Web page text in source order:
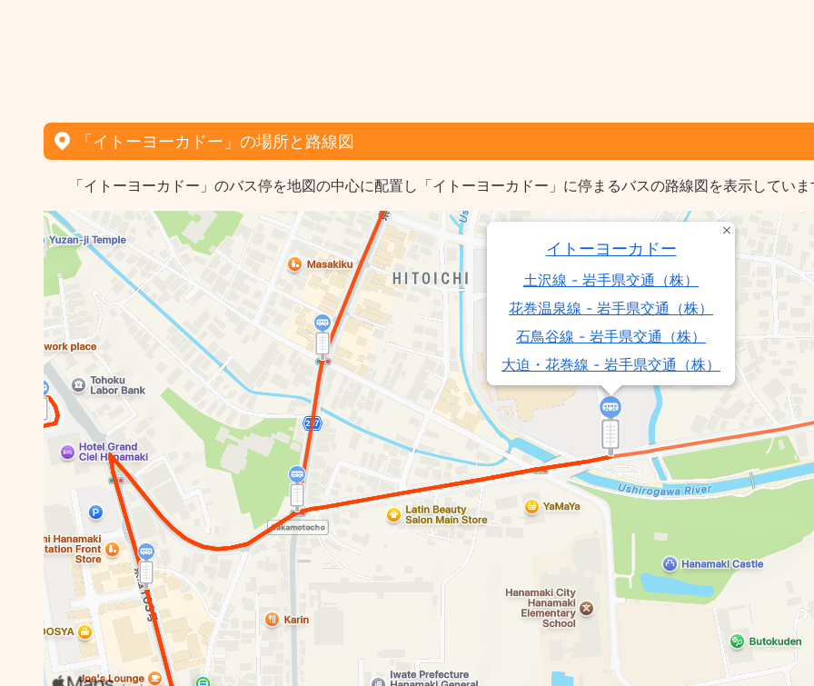
「イトーヨーカドー」の場所と路線図
「イトーヨーカドー」のバス停を地図の中心に配置し「イトーヨーカドー」に停まるバスの路線図を表示してい
イトーヨーカドー
土沢線 - 岩手県交通（株）
花巻温泉線 - 岩手県交通（株）
石鳥谷線 - 岩手県交通（株）
大迫・花巻線 - 岩手県交通（株）
湯口線 - 岩手県交通（株）
高木団地線 - 岩手県交通（株）